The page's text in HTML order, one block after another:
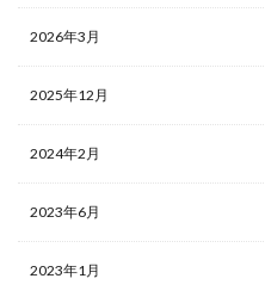
2026年3月
2025年12月
2024年2月
2023年6月
2023年1月